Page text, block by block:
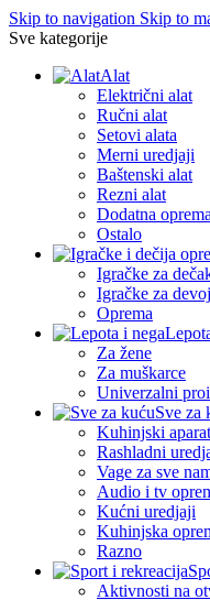
Skip to navigation Skip to
Sve kategorije
Alat
Električni alat
Ručni alat
Setovi alata
Merni uredjaji
Baštenski alat
Rezni alat
Dodatna oprema
Ostalo
Igračke za
Igračke za
Oprema
Za žene
Za muškarce
Univerzalni
Sve za
Kuhinjski
Rashladni
Vage za sve
Audio i tv
Kućni uredjaji
Kuhinjska
Razno
Aktivnosti na